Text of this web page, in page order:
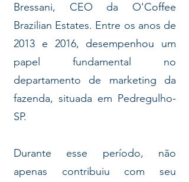
Bressani, CEO da O'Coffee
Brazilian Estates. Entre os anos de
2013 e 2016, desempenhou um
papel fundamental no
departamento de marketing da
fazenda, situada em Pedregulho-
SP.
Durante esse período, não
apenas contribuiu com seu